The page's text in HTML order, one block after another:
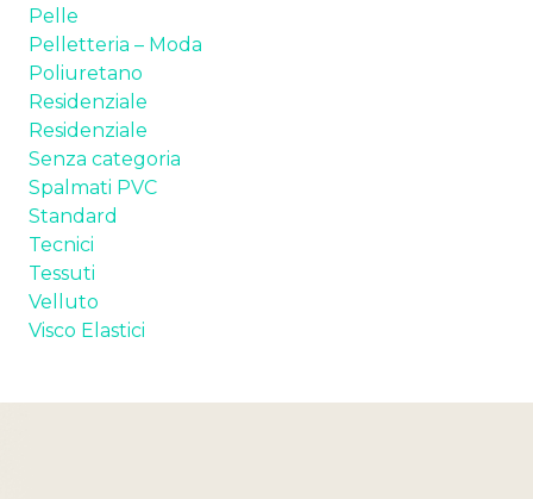
Pelle
Pelletteria – Moda
Poliuretano
Residenziale
Residenziale
Senza categoria
Spalmati PVC
Standard
Tecnici
Tessuti
Velluto
Visco Elastici